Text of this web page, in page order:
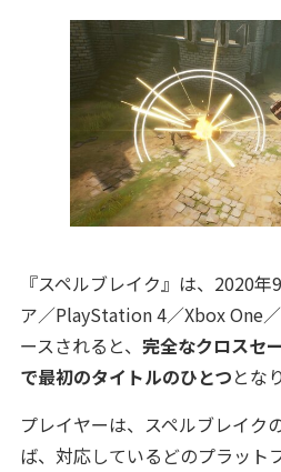
『スペルブレイク』は、2020
ア／PlayStation 4／Xbox One
ースされると、 完全なクロスセ
で最初のタイトルのひとつとな
プレイヤーは、スペルブレイク
ば、対応しているどのプラット